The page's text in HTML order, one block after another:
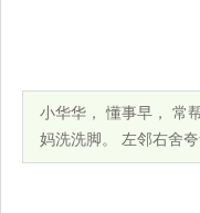
小华华， 懂事早， 常
妈洗洗脚。 左邻右舍